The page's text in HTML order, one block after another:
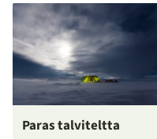
Paras talviteltta